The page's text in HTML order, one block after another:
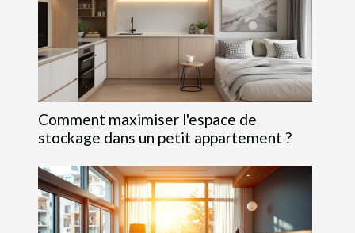
Comment maximiser l'espace de
stockage dans un petit appartement ?